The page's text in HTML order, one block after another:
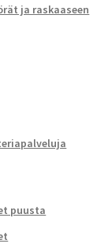
ja raskaaseen
puusta